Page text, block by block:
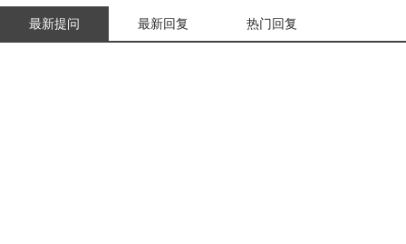
最新提问 最新回复 热门回复